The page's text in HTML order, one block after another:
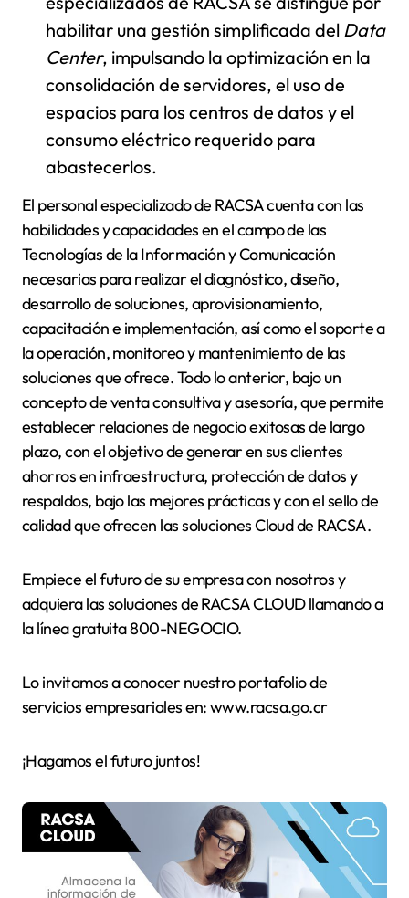
habilitar una gestión simplificada del Data
Center, impulsando la optimización en la
consolidación de servidores, el uso de
espacios para los centros de datos y el
consumo eléctrico requerido para
abastecerlos.
El personal especializado de RACSA cuenta con las
habilidades y capacidades en el campo de las
Tecnologías de la Información y Comunicación
necesarias para realizar el diagnóstico, diseño,
desarrollo de soluciones, aprovisionamiento,
capacitación e implementación, así como el soporte a
la operación, monitoreo y mantenimiento de las
soluciones que ofrece. Todo lo anterior, bajo un
concepto de venta consultiva y asesoría, que permite
establecer relaciones de negocio exitosas de largo
plazo, con el objetivo de generar en sus clientes
ahorros en infraestructura, protección de datos y
respaldos, bajo las mejores prácticas y con el sello de
calidad que ofrecen las soluciones Cloud de RACSA.
Empiece el futuro de su empresa con nosotros y
adquiera las soluciones de RACSA CLOUD llamando a
la línea gratuita 800-NEGOCIO.
Lo invitamos a conocer nuestro portafolio de
servicios empresariales en: www.racsa.go.cr
¡Hagamos el futuro juntos!